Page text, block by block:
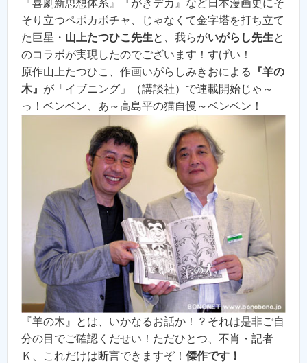
『喜劇新思想体系』『がきデカ』など日本漫画史にそ
そり立つペポカボチャ、じゃなくて金字塔を打ち立て
た巨星・ 山上たつひこ先生と、我らがいがらし先生と
のコラボが実現したのでございます！すげい！
原作山上たつひこ、作画いがらしみきおによる
『羊の
木』 が「イブニング」（講談社）で連載開始じゃ～
っ！ベンベン、あ～高島平の猫自慢～ベンベン！
『羊の木』とは、いかなるお話か！？それは是非ご自
分の目でご確認くだせい！ただひとつ、不肖・記者
Ｋ、これだけは断言できますぞ！ 傑作です！